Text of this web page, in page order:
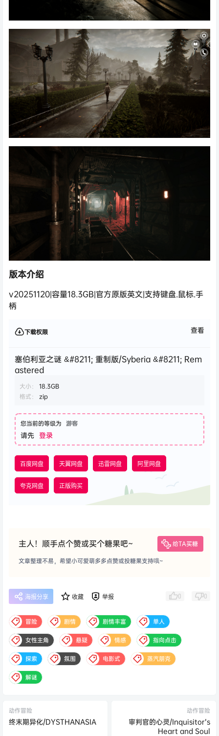
版本介绍
v20251120|容量18.3GB|官方原版英文|支持键盘.鼠标.手
柄
下载权限 查看
塞伯利亚之谜 &#8211; 重制版/Syberia &#8211; Rem
astered
大小：
18.3GB
格式：
zip
您当前的等级为 游客
请先 登录
百度网盘 天翼网盘 迅雷网盘 阿里网盘
夸克网盘 正版购买
主人！顺手点个赞或买个糖果吧~ 给TA买糖
文章整理不易，希望小可爱萌多多点赞或投糖果支持哦~
海报分享 收藏 举报 0 0
冒险 剧情 剧情丰富 单人
女性主角 悬疑 情感 指向点击
探索 氛围 电影式 蒸汽朋克
解谜
动作冒险
终末期异化/DYSTHANASIA
动作冒险
审判官的心灵/Inquisitor’s
Heart and Soul